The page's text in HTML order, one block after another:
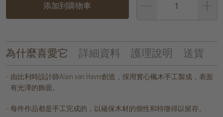
添加到購物車
為什麼喜愛它 詳細資料 護理說明 送貨
由比利時設計師Alain van Havre創造，採用實心楓木手工製成，表面
有光澤的飾面。
每件作品都是手工完成的，以確保木材的個性和特徵得以留存。